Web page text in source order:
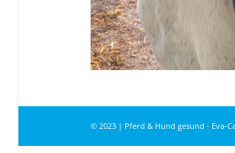
© 2023 | Pferd & Hund gesund - Eva-